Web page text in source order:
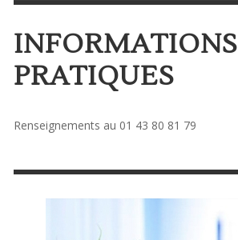
INFORMATIONS
PRATIQUES
Renseignements au 01 43 80 81 79